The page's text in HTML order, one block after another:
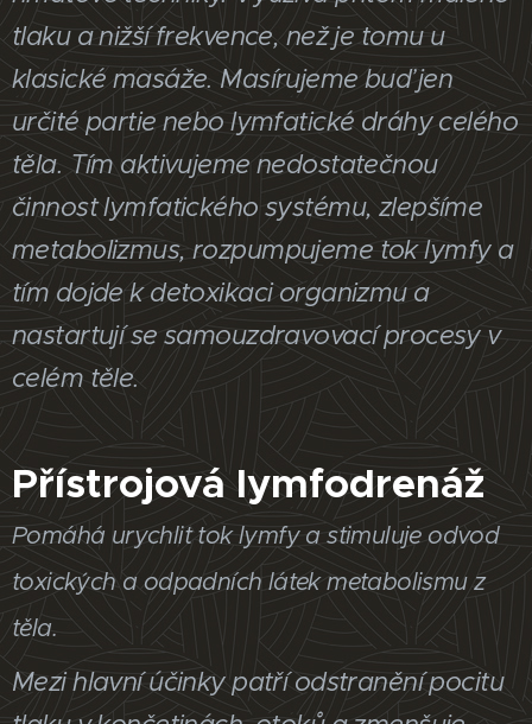
tlaku a nižší frekvence, než je tomu u
klasické masáže. Masírujeme buď jen
určité partie nebo lymfatické dráhy celého
těla. Tím aktivujeme nedostatečnou
činnost lymfatického systému, zlepšíme
metabolizmus, rozpumpujeme tok lymfy a
tím dojde k detoxikaci organizmu a
nastartují se samouzdravovací procesy v
celém těle.
Přístrojová lymfodrenáž
Pomáhá urychlit tok lymfy a stimuluje odvod
toxických a odpadních látek metabolismu z
těla.
Mezi hlavní účinky patří odstranění pocitu